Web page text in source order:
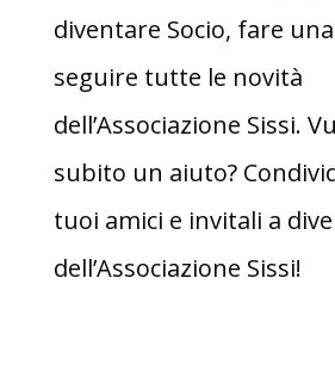
diventare Socio, fare
seguire tutte le novità
dell’Associazione Sissi.
subito un aiuto?
tuoi amici e invitali a
dell’Associazione Sissi!